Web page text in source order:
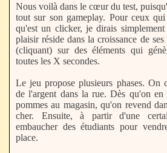
Nous voilà dans le cœur du test,
tout sur son gameplay. Pour ceux
qu'est un clicker, je dirais
plaisir réside dans la croissance de
(cliquant) sur des éléments qui
toutes les X secondes.
Le jeu propose plusieurs phases. On
de l'argent dans la rue. Dès qu'on en
pommes au magasin, qu'on revend
cher. Ensuite, à partir d'une
embaucher des étudiants pour
place.